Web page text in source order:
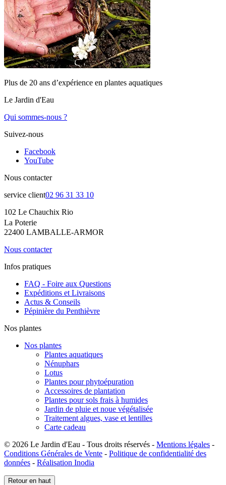
Plus de 20 ans d’expérience en plantes aquatiques
Le Jardin d'Eau
Qui sommes-nous ?
Suivez-nous
Facebook
YouTube
Nous contacter
service client02 96 31 33 10
102 Le Chauchix Rio
La Poterie
22400 LAMBALLE-ARMOR
Nous contacter
Infos pratiques
FAQ - Foire aux Questions
Expéditions et Livraisons
Actus & Conseils
Pépinière du Penthièvre
Nos plantes
Nos plantes
Plantes aquatiques
Nénuphars
Lotus
Plantes pour phytoépuration
Accessoires de plantation
Plantes pour sols frais à humides
Jardin de pluie et noue végétalisée
Traitement algues, vase et lentilles
Carte cadeau
© 2026 Le Jardin d'Eau - Tous droits réservés - Mentions légales -
Conditions Générales de Vente - Politique de confidentialité des
données - Réalisation Inodia
Retour en haut